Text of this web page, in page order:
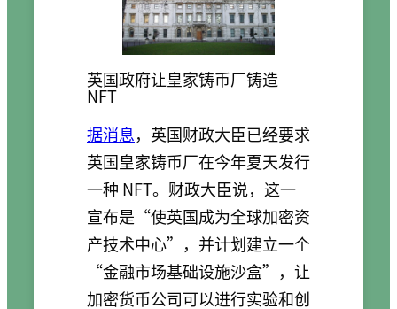
英国政府让皇家铸币厂铸造
NFT
据消息，英国财政大臣已经要求
英国皇家铸币厂在今年夏天发行
一种 NFT。财政大臣说，这一
宣布是“使英国成为全球加密资
产技术中心”，并计划建立一个
“金融市场基础设施沙盒”，让
加密货币公司可以进行实验和创